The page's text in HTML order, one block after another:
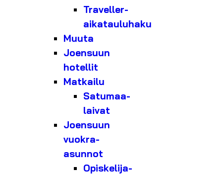
Traveller-
aikatauluhaku
Muuta
Joensuun
hotellit
Matkailu
Satumaa-
laivat
Joensuun
vuokra-
asunnot
Opiskelija-